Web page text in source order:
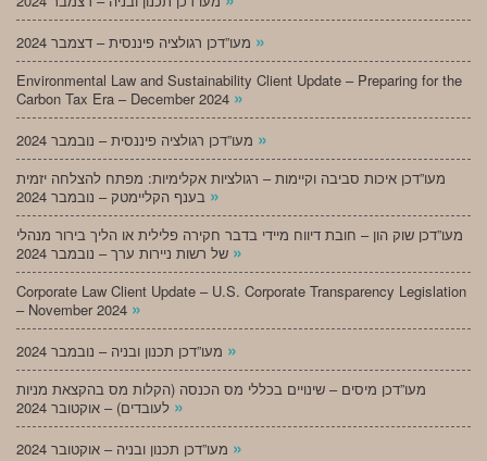
»
Environmental Law and Sustainability Client Update – Preparing for the
Carbon Tax Era – December 2024 »
»
מעו”דכן איכות סביבה וקיימות – רגולציות אקלימיות: מפתח להצלחה יזמית
»
מעו”דכן שוק הון – חובת דיווח מיידי בדבר חקירה פלילית או הליך בירור מנהלי
»
Corporate Law Client Update – U.S. Corporate Transparency Legislation
– November 2024 »
»
מעו”דכן מיסים – שינויים בכללי מס הכנסה (הקלות מס בהקצאת מניות
»
»